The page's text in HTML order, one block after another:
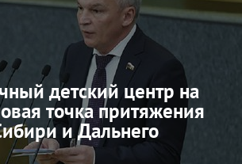
детский центр на
точка притяжения
и Дальнего